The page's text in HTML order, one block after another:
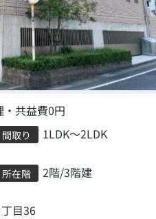
・共益費0円
間取り 1LDK～2LDK
所在階 2階/3階建
目36